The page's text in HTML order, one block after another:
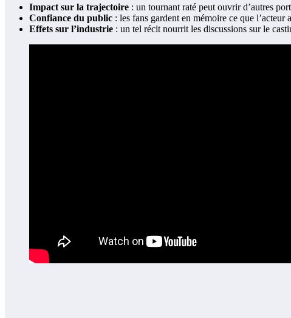
Impact sur la trajectoire : un tournant raté peut ouvrir d’autres
Confiance du public : les fans gardent en mémoire ce que
Effets sur l’industrie : un tel récit nourrit les discussions sur le